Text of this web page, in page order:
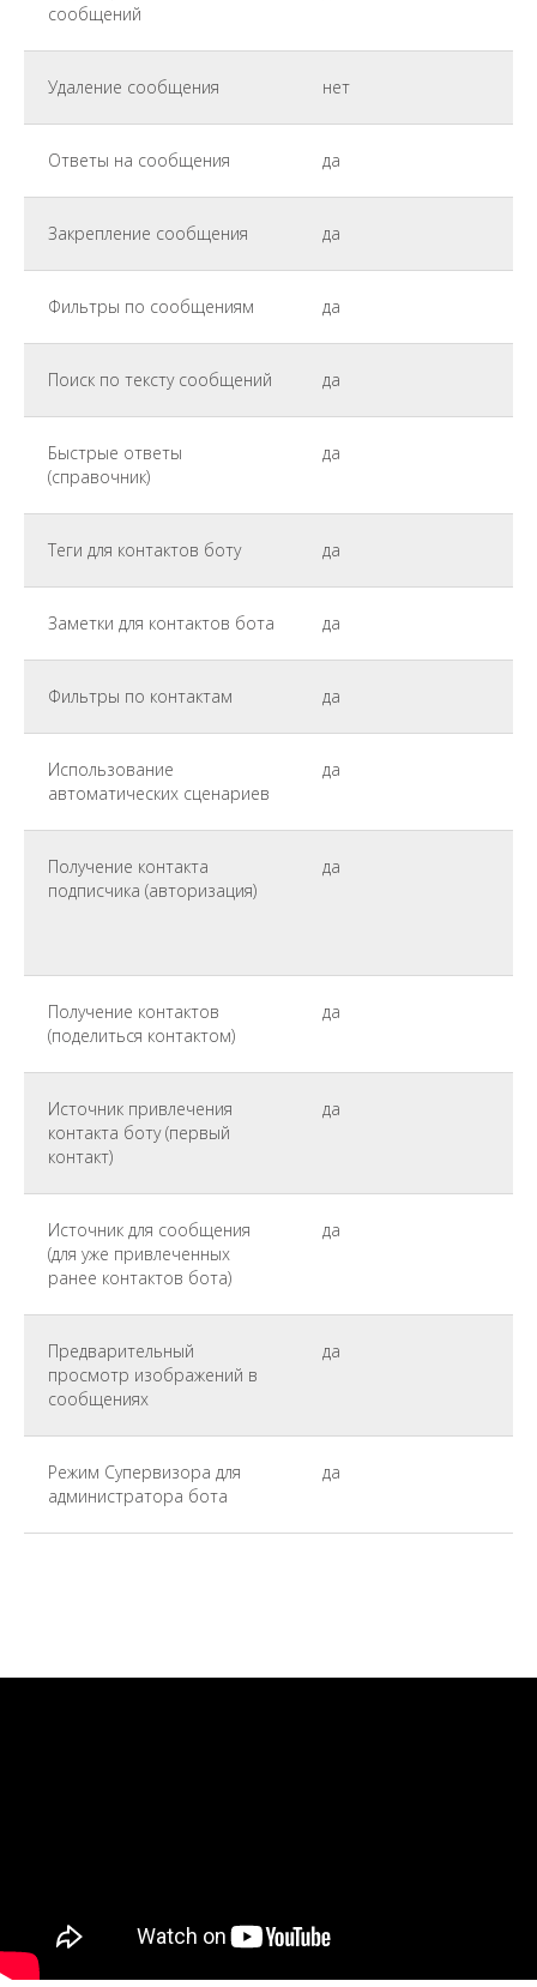
сообщений
Удаление сообщения нет
Ответы на сообщения да
Закрепление сообщения да
Фильтры по сообщениям да
Поиск по тексту сообщений да
Быстрые ответы
(справочник)
да
Теги для контактов боту да
Заметки для контактов бота да
Фильтры по контактам да
Использование
автоматических сценариев
да
Получение контакта
подписчика (авторизация)
да
Получение контактов
(поделиться контактом)
да
Источник привлечения
контакта боту (первый
контакт)
да
Источник для сообщения
(для уже привлеченных
ранее контактов бота)
да
Предварительный
просмотр изображений в
сообщениях
да
Режим Супервизора для
администратора бота
да